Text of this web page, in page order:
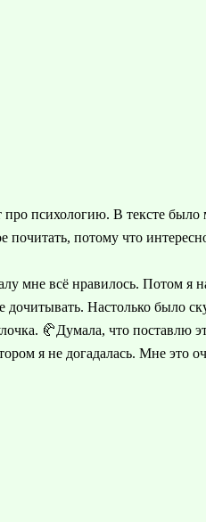
про психологию. В тексте
потому что
мне всё нравилось. Потом я
дочитывать. Настолько было
🥐Думала, что поставлю
я не догадалась. Мне это